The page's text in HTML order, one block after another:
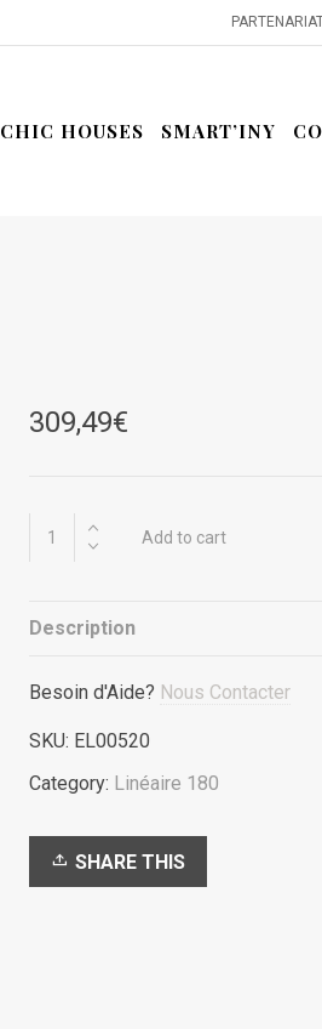
CHIC HOUSES SMART’INY
309,49€
Grey
L180cm
Add to cart
Description
Besoin d'Aide? Nous Contacter
SKU: EL00520
Category: Linéaire 180
SHARE THIS